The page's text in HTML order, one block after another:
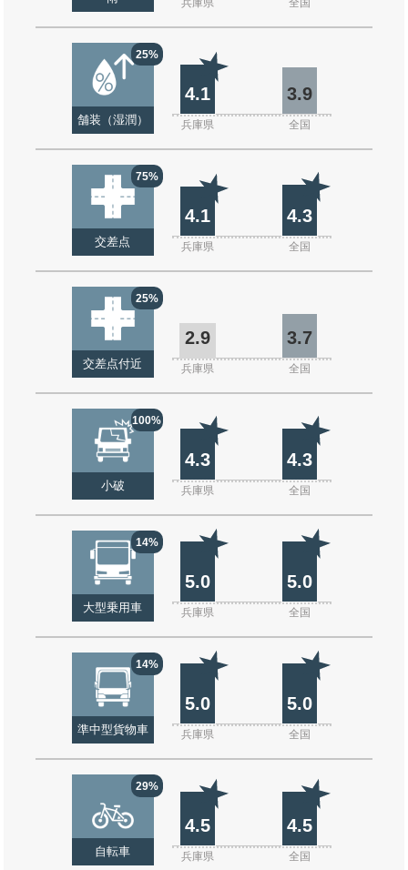
兵庫県 全国
25%
舗装（湿潤）
4.1 3.9
兵庫県 全国
75%
交差点
4.1 4.3
兵庫県 全国
25%
交差点付近
2.9 3.7
兵庫県 全国
100%
小破
4.3 4.3
兵庫県 全国
14%
大型乗用車
5.0 5.0
兵庫県 全国
14%
準中型貨物車
5.0 5.0
兵庫県 全国
29%
自転車
4.5 4.5
兵庫県 全国